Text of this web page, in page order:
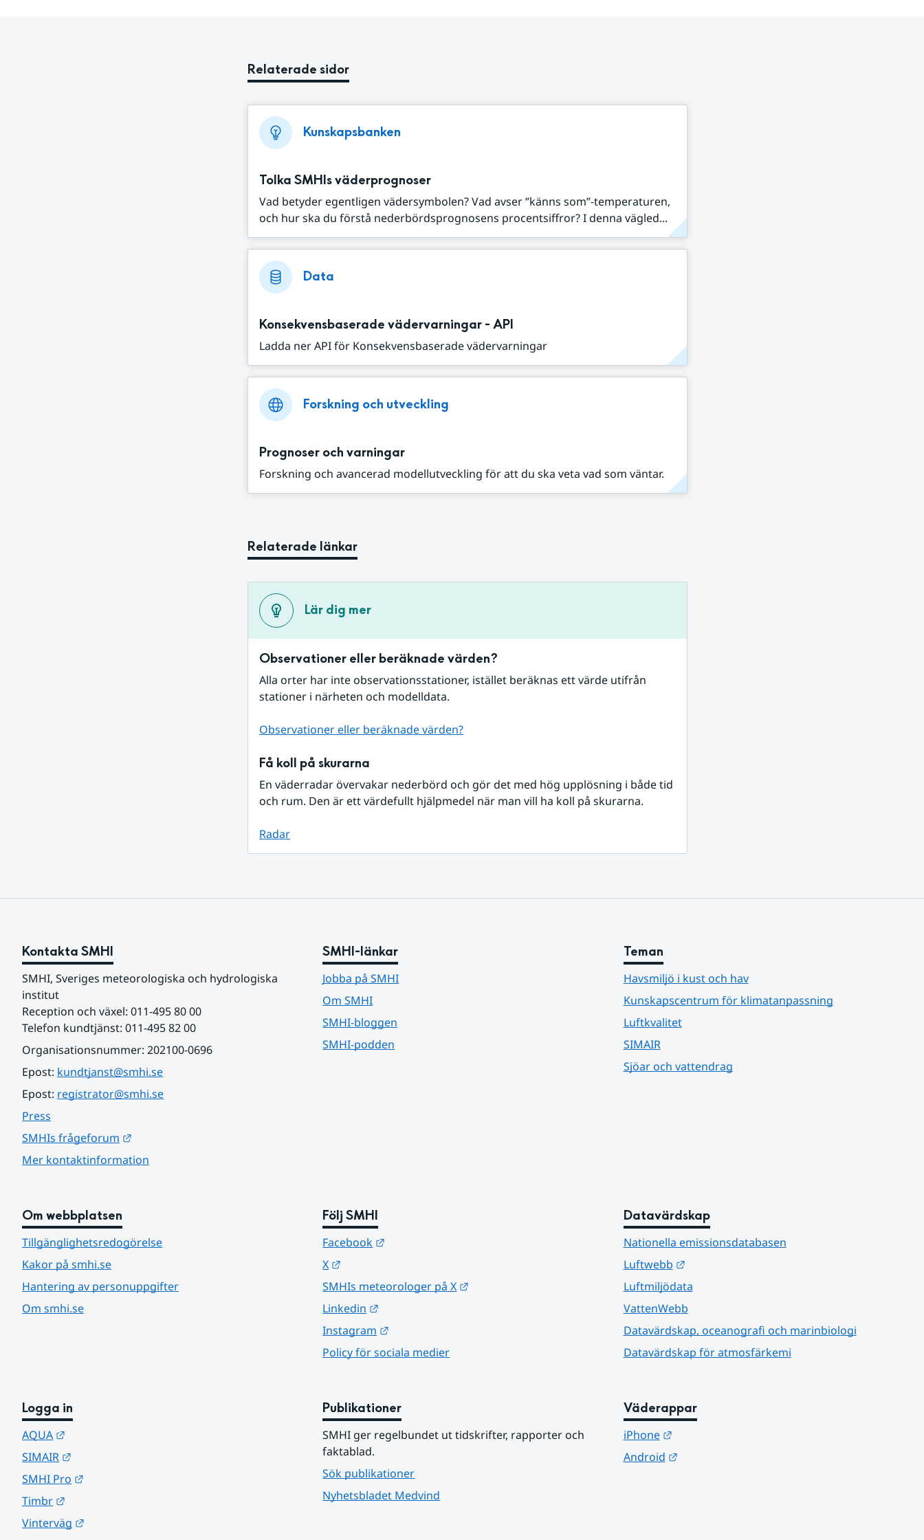
Relaterade sidor
Kunskapsbanken
Tolka SMHIs väderprognoser
Vad betyder egentligen vädersymbolen? Vad avser ”känns som”-temperaturen,
och hur ska du förstå nederbördsprognosens procentsiffror? I denna vägled...
Data
Konsekvensbaserade vädervarningar - API
Ladda ner API för Konsekvensbaserade vädervarningar
Forskning och utveckling
Prognoser och varningar
Forskning och avancerad modellutveckling för att du ska veta vad som väntar.
Relaterade länkar
Lär dig mer
Observationer eller beräknade värden?
Alla orter har inte observationsstationer, istället beräknas ett värde utifrån
stationer i närheten och modelldata.
Observationer eller beräknade värden?
Få koll på skurarna
En väderradar övervakar nederbörd och gör det med hög upplösning i både tid
och rum. Den är ett värdefullt hjälpmedel när man vill ha koll på skurarna.
Radar
Kontakta SMHI
SMHI, Sveriges meteorologiska och hydrologiska
institut
Reception och växel: 011-495 80 00
Telefon kundtjänst: 011-495 82 00
Organisationsnummer: 202100-0696
Epost: kundtjanst@smhi.se
Epost: registrator@smhi.se
Press
SMHIs frågeforum
Mer kontaktinformation
SMHI-länkar
Jobba på SMHI
Om SMHI
SMHI-bloggen
SMHI-podden
Teman
Havsmiljö i kust och hav
Kunskapscentrum för klimatanpassning
Luftkvalitet
SIMAIR
Sjöar och vattendrag
Om webbplatsen
Tillgänglighetsredogörelse
Kakor på smhi.se
Hantering av personuppgifter
Om smhi.se
Följ SMHI
Facebook
X
SMHIs meteorologer på X
Linkedin
Instagram
Policy för sociala medier
Datavärdskap
Nationella emissionsdatabasen
Luftwebb
Länk till annan webbplats.
Luftmiljödata
VattenWebb
Datavärdskap, oceanografi och marinbiologi
Datavärdskap för atmosfärkemi
Logga in
AQUA
SIMAIR
SMHI Pro
Timbr
Vinterväg
Publikationer
SMHI ger regelbundet ut tidskrifter, rapporter och
faktablad.
Sök publikationer
Nyhetsbladet Medvind
Väderappar
iPhone
Länk till annan webbplats.
Android
Länk till annan webbplats.